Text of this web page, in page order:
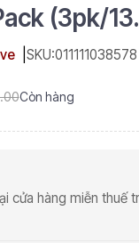
(3pk/
SKU:011111038578
Còn hàng
cửa hàng miễn thuế